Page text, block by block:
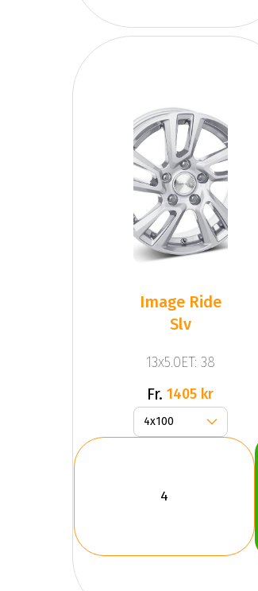
Image Ride
Slv
13x5.0ET: 38
Fr. 1405 kr